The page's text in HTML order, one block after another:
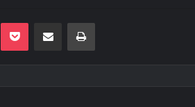
Pocket E-Posta ile paylaş Yazdır